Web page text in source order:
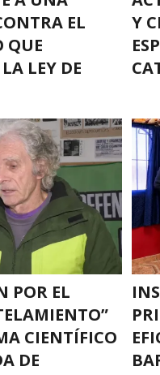
EL
QUE
LEY DE
Y
POR EL
CIENTÍFICO
DE